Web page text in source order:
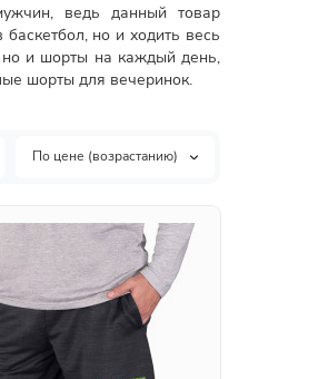
ведь данный товар
но и ходить весь
но и шорты на каждый день,
шорты для вечеринок.
По цене (возрастанию)